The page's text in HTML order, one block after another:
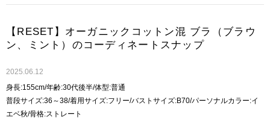
【RESET】オーガニックコットン混 ブラ（ブラウ
ン、ミント）のコーディネートスナップ
2025.06.12
身長:155cm/年齢:30代後半/体型:普通
普段サイズ:36～38/着用サイズ:フリー/バストサイズ:B70/パーソナルカラー:イ
エベ秋/骨格:ストレート